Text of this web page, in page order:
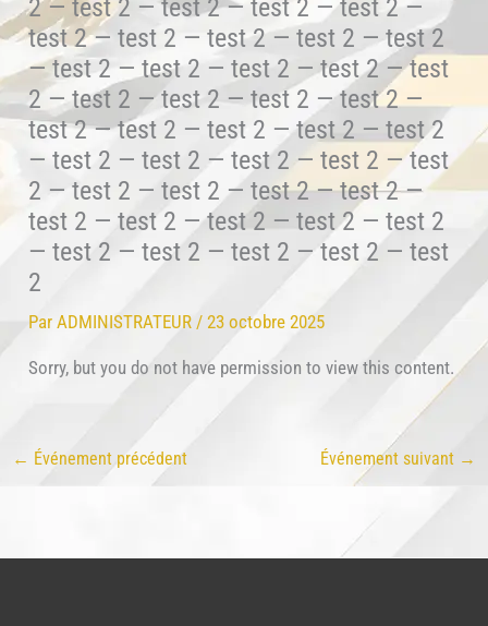
2 — test 2 — test 2 — test 2 — test 2 —
test 2 — test 2 — test 2 — test 2 — test 2
— test 2 — test 2 — test 2 — test 2 — test
2 — test 2 — test 2 — test 2 — test 2 —
test 2 — test 2 — test 2 — test 2 — test 2
— test 2 — test 2 — test 2 — test 2 — test
2 — test 2 — test 2 — test 2 — test 2 —
test 2 — test 2 — test 2 — test 2 — test 2
— test 2 — test 2 — test 2 — test 2 — test
2
ParADMINISTRATEUR /23 octobre 2025
Sorry, but you do not have permission to view this content.
← Événement précédent Événement suivant →